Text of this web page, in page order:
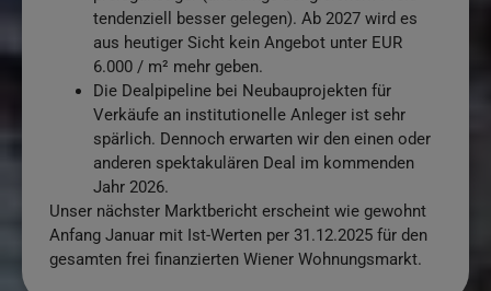
tendenziell besser gelegen). Ab 2027 wird es
aus heutiger Sicht kein Angebot unter EUR
6.000 / m² mehr geben.
Die Dealpipeline bei Neubauprojekten für
Verkäufe an institutionelle Anleger ist sehr
spärlich. Dennoch erwarten wir den einen oder
anderen spektakulären Deal im kommenden
Jahr 2026.
Unser nächster Marktbericht erscheint wie gewohnt
Anfang Januar mit Ist-Werten per 31.12.2025 für den
gesamten frei finanzierten Wiener Wohnungsmarkt.